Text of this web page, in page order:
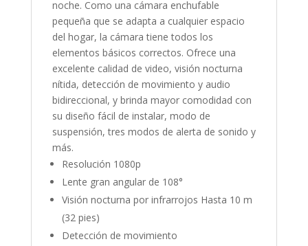
noche. Como una cámara enchufable
pequeña que se adapta a cualquier espacio
del hogar, la cámara tiene todos los
elementos básicos correctos. Ofrece una
excelente calidad de video, visión nocturna
nítida, detección de movimiento y audio
bidireccional, y brinda mayor comodidad con
su diseño fácil de instalar, modo de
suspensión, tres modos de alerta de sonido y
más.
Resolución 1080p
Lente gran angular de 108°
Visión nocturna por infrarrojos Hasta 10 m
(32 pies)
Detección de movimiento